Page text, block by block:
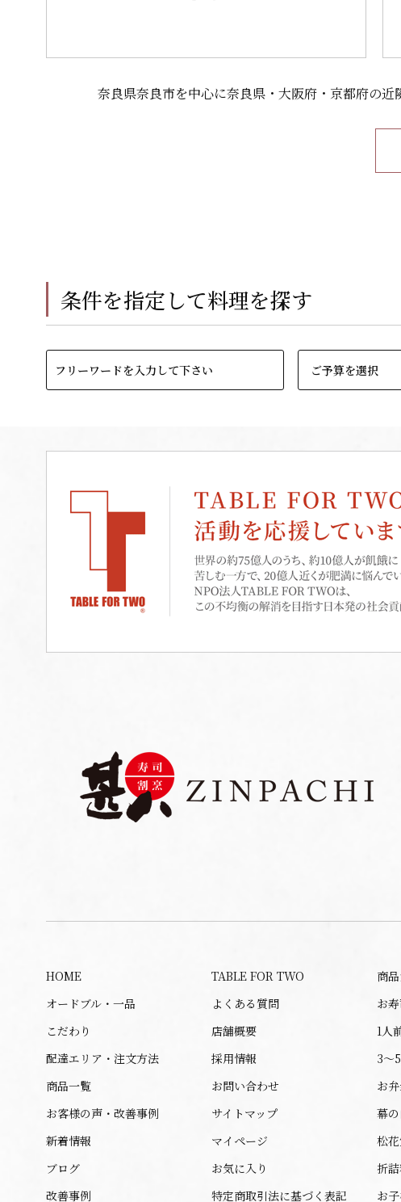
奈良県奈良市を中心に奈良県・大阪府・京都府の近
条件を指定して料理を探す
HOME
オードブル・一品
こだわり
配達エリア・注文方法
商品一覧
お客様の声・改善事例
新着情報
ブログ
改善事例
TABLE FOR TWO
よくある質問
店舗概要
採用情報
お問い合わせ
サイトマップ
マイページ
お気に入り
特定商取引法に基づく表記
商
お
1人
3～
お
幕
松
折
お